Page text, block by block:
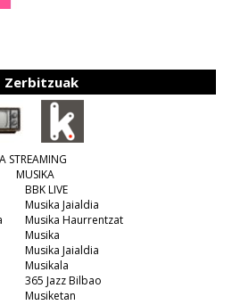
Zerbitzuak
STREAMING
MUSIKA
BBK LIVE
Musika Jaialdia
Musika Haurrentzat
Musika
Musika Jaialdia
Musikala
365 Jazz Bilbao
Musiketan